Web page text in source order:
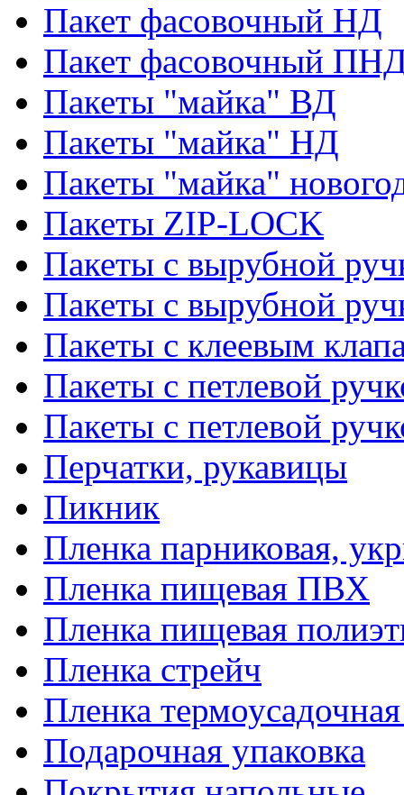
Пакет фасовочный НД
Пакет фасовочный
Пакеты "майка" ВД
Пакеты "майка" НД
Пакеты "майка"
Пакеты ZIP-LOCK
Пакеты с вырубной
Пакеты с вырубной
Пакеты с клеевым
Пакеты с петлевой
Пакеты с петлевой
Перчатки, рукавицы
Пикник
Пленка парниковая,
Пленка пищевая ПВХ
Пленка пищевая
Пленка стрейч
Пленка
Подарочная упаковка